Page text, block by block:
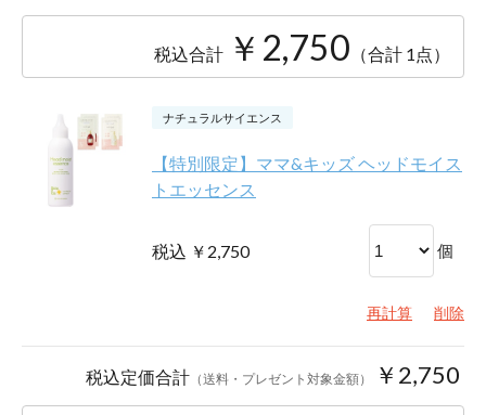
税込合計 ￥2,750 （合計 1点）
ナチュラルサイエンス
【特別限定】ママ&キッズ ヘッドモイス
トエッセンス
税込 ￥2,750 個
再計算 削除
税込定価合計 （送料・プレゼント対象金額） ￥2,750